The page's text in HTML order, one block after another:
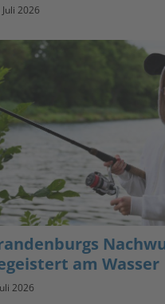
Juli 2026
am Wasser
2026